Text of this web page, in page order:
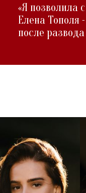
«Я позволила
Елена Тополя
после развода